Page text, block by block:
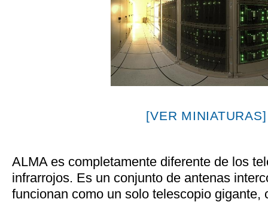
[VER MINIATURAS]
ALMA es completamente diferente de los
infrarrojos. Es un conjunto de antenas
funcionan como un solo telescopio gigante,